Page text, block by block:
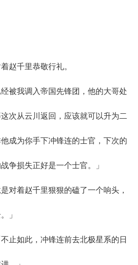
千里恭敬行礼。
我调入帝国先锋团，他的大哥处
次从云川返回，应该就可以升为二
成为你手下冲锋连的士官，下次的
争损失正好是一个士官。」
着赵千里狠狠的磕了一个响头，
」
如此，冲锋连前去北极星系的日